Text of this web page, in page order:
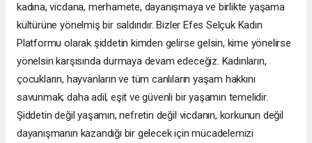
kadına, vicdana, merhamete, dayanışmaya ve birlikte yaşama
kültürüne yönelmiş bir saldırıdır. Bizler Efes Selçuk Kadın
Platformu olarak şiddetin kimden gelirse gelsin, kime yönelirse
yönelsin karşısında durmaya devam edeceğiz. Kadınların,
çocukların, hayvanların ve tüm canlıların yaşam hakkını
savunmak; daha adil, eşit ve güvenli bir yaşamın temelidir.
Şiddetin değil yaşamın, nefretin değil vicdanın, korkunun değil
dayanışmanın kazandığı bir gelecek için mücadelemizi